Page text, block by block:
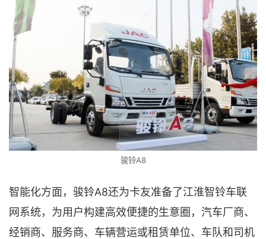
骏铃A8
智能化方面，骏铃A8还为卡友准备了江淮智铃车联
网系统，为用户构建高效便捷的生意圈，汽车厂商、
经销商、服务商、车辆营运或租赁单位、车队和司机